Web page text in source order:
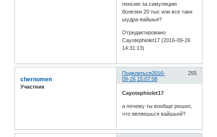
пенсию за симуляцию
болезеи 20 тыс или все таки
шудра-вайшья?
Отредактировано
Cayotephiolet17 (2016-09-26
14:31:13)
Поделиться 255
2016-
09-26 15:07:08
chernomen
Участник
Cayotephiolet17
а почему ты вообще решил,
что являешься вайшьей?